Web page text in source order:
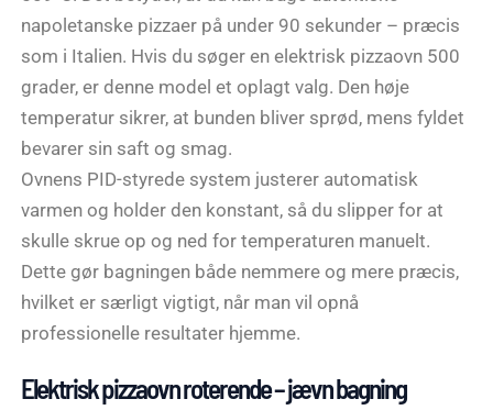
napoletanske pizzaer på under 90 sekunder – præcis
som i Italien. Hvis du søger en elektrisk pizzaovn 500
grader, er denne model et oplagt valg. Den høje
temperatur sikrer, at bunden bliver sprød, mens fyldet
bevarer sin saft og smag.
Ovnens PID-styrede system justerer automatisk
varmen og holder den konstant, så du slipper for at
skulle skrue op og ned for temperaturen manuelt.
Dette gør bagningen både nemmere og mere præcis,
hvilket er særligt vigtigt, når man vil opnå
professionelle resultater hjemme.
Elektrisk pizzaovn roterende – jævn bagning